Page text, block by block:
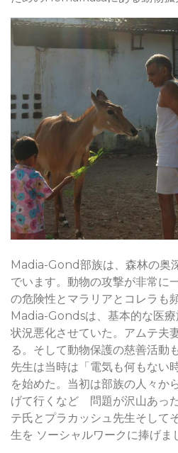
Madia-Gond部族は、森林の奥
でいます。動物の攻撃が非常に
の危険性とマラリアとコレラも
Madia-Gondsは、基本的な医
状況悪化させていた。アムテ夫
る。そして動物保護の慈善活動
先生は当時は「電気も何もない
を始めた。当初は部族の人々か
げて行くなど 問題が沢山あっ
テ氏とプラカッシュ先生そして
生を ソーシャルワークに捧げま